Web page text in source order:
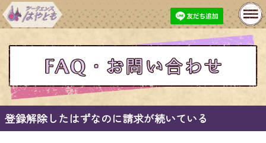
MENU
基本性格鑑定
開運おみくじ
プレミアム鑑定
長期継続特典
今月の特集
無料鑑定
登録解除したはずなのに請求が続いている